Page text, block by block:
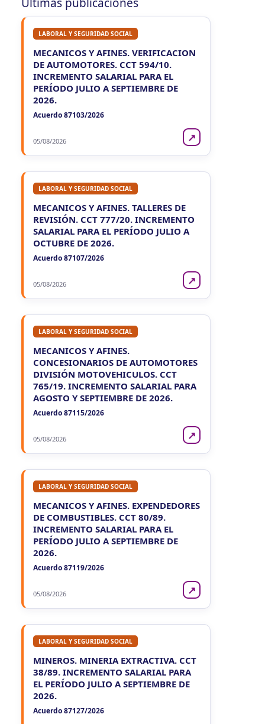
Agentes Percepcion La Rioja
CUIT 0-1-2-3-4-…
JUE
6 LA RIOJA
Agentes Retencion La Rioja
CUIT 0-1-2-3-4-…
VIE 7/8
NACIONAL
7 NACIONAL
VIE
7 Autonomos
Últimas publicaciones
LABORAL Y SEGURIDAD SOCIAL
MECANICOS Y AFINES. VERIFICACION
DE AUTOMOTORES. CCT 594/10.
INCREMENTO SALARIAL PARA EL
PERÍODO JULIO A SEPTIEMBRE DE
2026.
Acuerdo 87103/2026
05/08/2026 ↗
LABORAL Y SEGURIDAD SOCIAL
MECANICOS Y AFINES. TALLERES DE
REVISIÓN. CCT 777/20. INCREMENTO
SALARIAL PARA EL PERÍODO JULIO A
OCTUBRE DE 2026.
Acuerdo 87107/2026
05/08/2026 ↗
LABORAL Y SEGURIDAD SOCIAL
MECANICOS Y AFINES.
CONCESIONARIOS DE AUTOMOTORES
DIVISIÓN MOTOVEHICULOS. CCT
765/19. INCREMENTO SALARIAL PARA
AGOSTO Y SEPTIEMBRE DE 2026.
Acuerdo 87115/2026
05/08/2026 ↗
LABORAL Y SEGURIDAD SOCIAL
MECANICOS Y AFINES. EXPENDEDORES
DE COMBUSTIBLES. CCT 80/89.
INCREMENTO SALARIAL PARA EL
PERÍODO JULIO A SEPTIEMBRE DE
2026.
Acuerdo 87119/2026
05/08/2026 ↗
LABORAL Y SEGURIDAD SOCIAL
MINEROS. MINERIA EXTRACTIVA. CCT
38/89. INCREMENTO SALARIAL PARA
EL PERÍODO JULIO A SEPTIEMBRE DE
2026.
Acuerdo 87127/2026